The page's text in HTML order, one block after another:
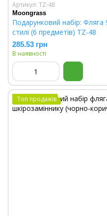
Артикул: TZ-48
Moongrass
Подарунковий набір:
стилі (6 предметів) TZ-48
285.53 грн
В наявності
Топ продажів